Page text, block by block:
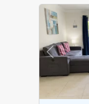
Previous